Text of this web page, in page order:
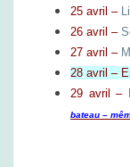
25 avril –
26 avril –
27 avril –
28 avril –
29 avril –
bateau –